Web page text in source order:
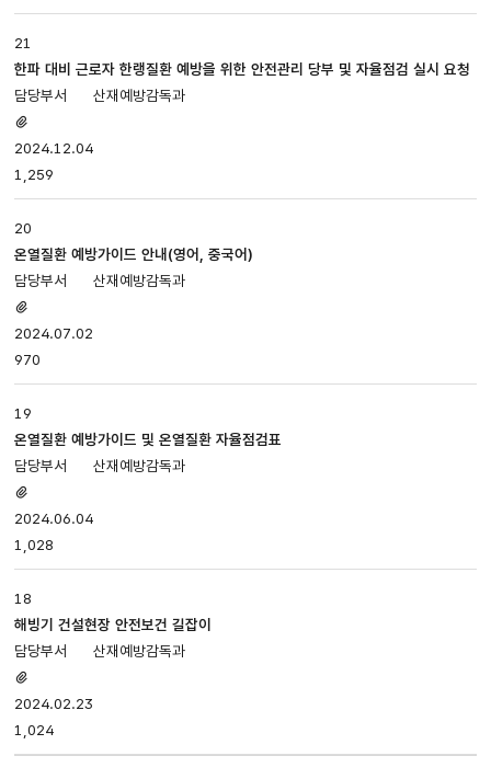
21
한파 대비 근로자 한랭질환 예방을 위한 안전관리 당부 및 자율점검 실시 요청
산재예방감독과
있음
2024.12.04
1,259
20
온열질환 예방가이드 안내(영어, 중국어)
산재예방감독과
있음
2024.07.02
970
19
온열질환 예방가이드 및 온열질환 자율점검표
산재예방감독과
있음
2024.06.04
1,028
18
해빙기 건설현장 안전보건 길잡이
산재예방감독과
있음
2024.02.23
1,024